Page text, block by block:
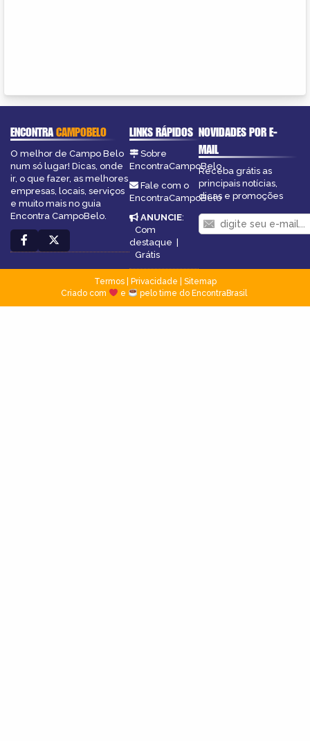
ENCONTRACAMPOBELO
O melhor de Campo Belo
num só lugar! Dicas, onde
ir, o que fazer, as melhores
empresas, locais, serviços
e muito mais no guia
Encontra CampoBelo.
LINKS RÁPIDOS
Sobre
EncontraCampoBelo
Fale com o
EncontraCampoBelo
ANUNCIE:
Com
destaque |
Grátis
NOVIDADES POR E-
MAIL
Receba grátis as
principais notícias,
dicas e promoções
Termos| Privacidade
Sitemap
Criado com
e pelo time do EncontraBrasil